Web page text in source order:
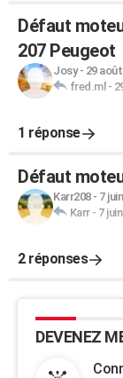
Défaut
207 Peugeot
Josy- 29
fred.ml -
1 réponse
Défaut
Karr208- 7
Karr- 7
2 réponses
DEVENEZ